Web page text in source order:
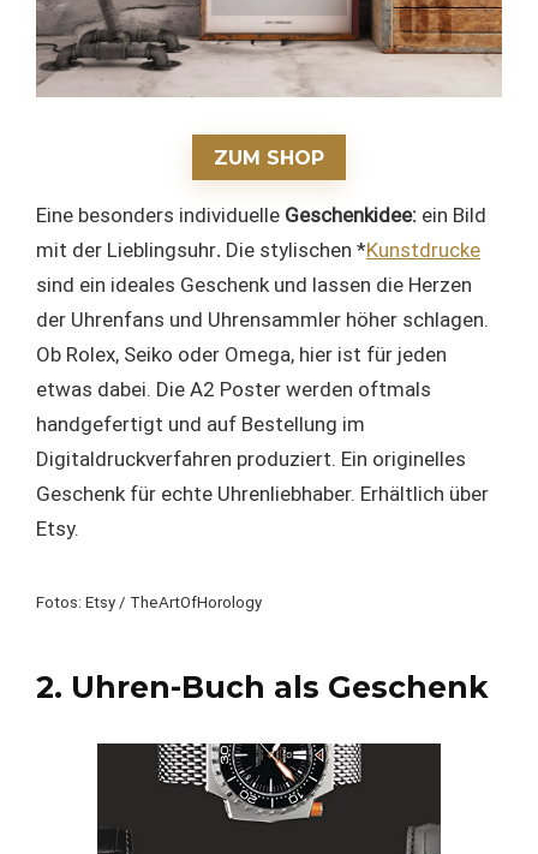
ZUM SHOP
Eine besonders individuelle Geschenkidee: ein Bild
mit der Lieblingsuhr. Die stylischen *Kunstdrucke
sind ein ideales Geschenk und lassen die Herzen
der Uhrenfans und Uhrensammler höher schlagen.
Ob Rolex, Seiko oder Omega, hier ist für jeden
etwas dabei. Die A2 Poster werden oftmals
handgefertigt und auf Bestellung im
Digitaldruckverfahren produziert. Ein originelles
Geschenk für echte Uhrenliebhaber. Erhältlich über
Etsy.
Fotos: Etsy / TheArtOfHorology
2. Uhren-Buch als Geschenk